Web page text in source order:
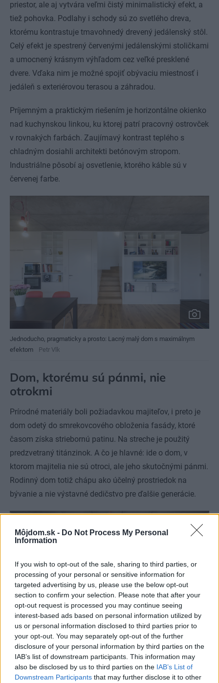
Môjdom.sk - Do Not Process My Personal
Information
If you wish to opt-out of the sale, sharing to third parties, or
processing of your personal or sensitive information for
targeted advertising by us, please use the below opt-out
section to confirm your selection. Please note that after your
opt-out request is processed you may continue seeing
interest-based ads based on personal information utilized by
us or personal information disclosed to third parties prior to
your opt-out. You may separately opt-out of the further
disclosure of your personal information by third parties on the
IAB’s list of downstream participants. This information may
also be disclosed by us to third parties on the IAB’s List of
Downstream Participants that may further disclose it to other
priestor, ale aj vytvára veľmi čistý minimalistický efekt, a
tiež pohovka. Podlahy i schody sú zo svetlého dreva,
ktorému kontrastuje tmavohnedý drevený jedálenský stôl.
Celý efekt je spestrený červenými jedálenskými stoličkami
a umocnený krásnym výhľadom cez veľké presklené
dvere. Vďaka nim je možné spojiť obývaciu miestnosť i
jedáleň s exteriérovou terasou a záhradou.
Príjemným a praktickým riešením je horizontálne okienko
nad kuchynskou linkou, ku ktorej patrí pracovný ostrovček
v rovnakých farbách. Zaujímavý kontrast teplého s
chladným dosiahli architekti betónovým stropom.
Industriálne pôsobí aj osvetlenie, ktorého káble sú v
červenej farbe.
Jednoducho, pragmaticky a prosto: Lacný malý dom s maximálnym
efektom
Petr Vlk
Dom, ktorému sú pánmi, nie
otrokmi
Prírodné materiály boli požiadavkou majiteľov, i preto je
dom odetý do smrekovcového obloženia fasády, ktoré
časom získa striebornú patinu. Na streche je použitý
predzvetraný titánzinok. A čo je hlavné: ide o dom, v
ktorom majitelia nie sú otroci, ale jeho skutočnými pánmi.
Rodinný dom totiž chápu ako účelný prostriedok na
bývanie a nie výstavné dedičstvo pre ďalšie generácie.
Jednoducho, pragmaticky a prosto: Lacný malý dom s maximálnym
efektom
Petr Vlk